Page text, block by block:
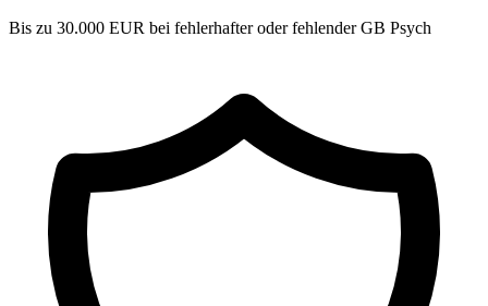
Bis zu 30.000 EUR bei fehlerhafter oder fehlender GB Psych